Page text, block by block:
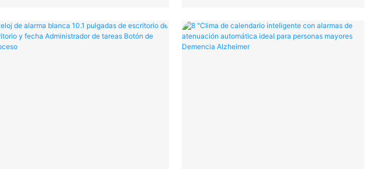
Control De Brillo, Pantalla De
10,1 Pulgadas.
Presentación De Fotos,
Decoración Del Hogar